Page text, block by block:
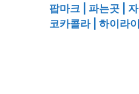
팝마크 | 파는곳 |
코카콜라 | 하이라